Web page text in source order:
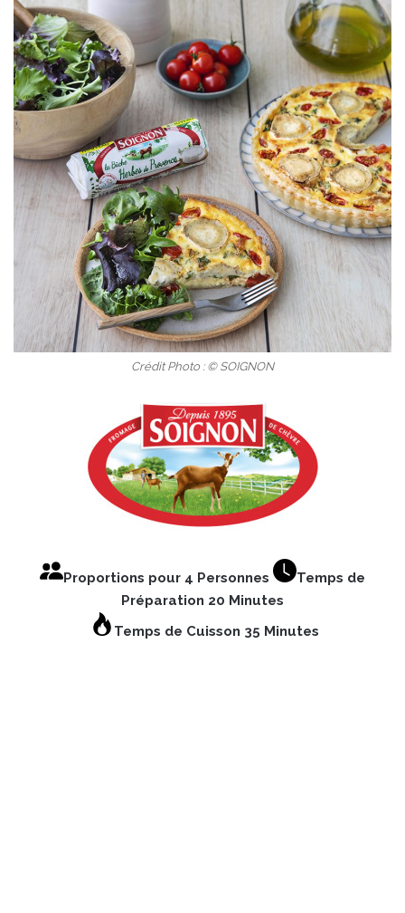
Crédit Photo : © SOIGNON
Proportions pour 4 Personnes
Temps de
Préparation 20 Minutes
Temps de Cuisson 35 Minutes